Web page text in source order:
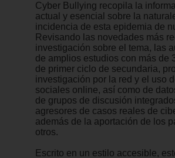
Cyber Bullying recopila la
actual y esencial sobre la
incidencia de esta epidemia de
Revisando las novedades más
investigación sobre el tema, las
de amplios estudios con más de
de primer ciclo de secundaria,
investigación por la red y el uso
sociales online, así como de
de grupos de discusión
agresores de casos reales de
además de la aportación de los
otros.
Escrito en un estilo accesible,